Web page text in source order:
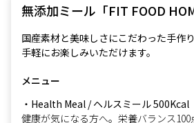
無添加ミール「FIT FOOD
国産素材と美味しさにこだわった手作
手軽にお楽しみいただけます。
メニュー
・Health Meal / ヘルスミール 500Kcal
健康が気になる方へ。栄養バランス